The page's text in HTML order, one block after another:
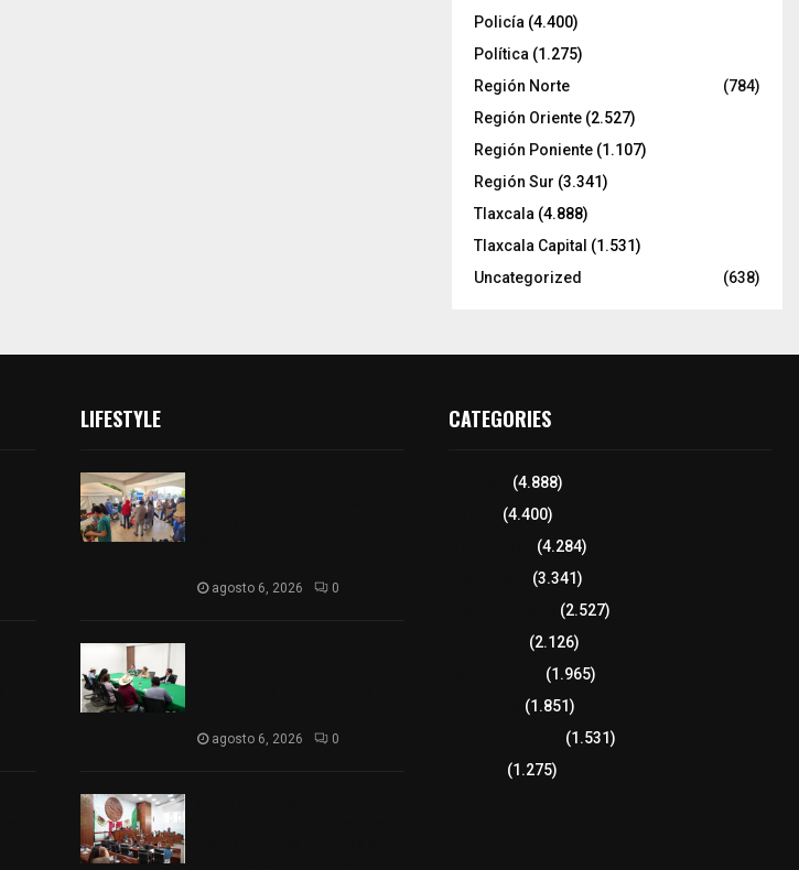
Policía (4.400)
Política (1.275)
Región Norte
(784)
Región Oriente (2.527)
Región Poniente (1.107)
Región Sur (3.341)
Tlaxcala (4.888)
Tlaxcala Capital (1.531)
Uncategorized
(638)
LIFESTYLE
agosto 6, 2026 0
agosto 6, 2026 0
CATEGORIES
(4.888)
(4.400)
(4.284)
(3.341)
(2.527)
(2.126)
(1.965)
(1.851)
(1.531)
(1.275)